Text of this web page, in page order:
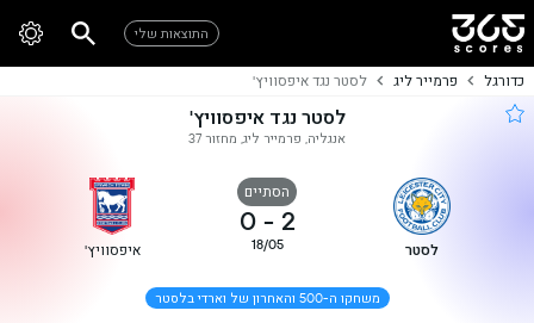
התוצאות שלי
כדורגל פרמייר ליג לסטר נגד איפסוויץ'
לסטר נגד איפסוויץ'
אנגליה, פרמייר ליג, מחזור 37
לסטר
הסתיים
2
-
0
18/05 איפסוויץ'
משחקו ה-500 והאחרון של וארדי בלסטר